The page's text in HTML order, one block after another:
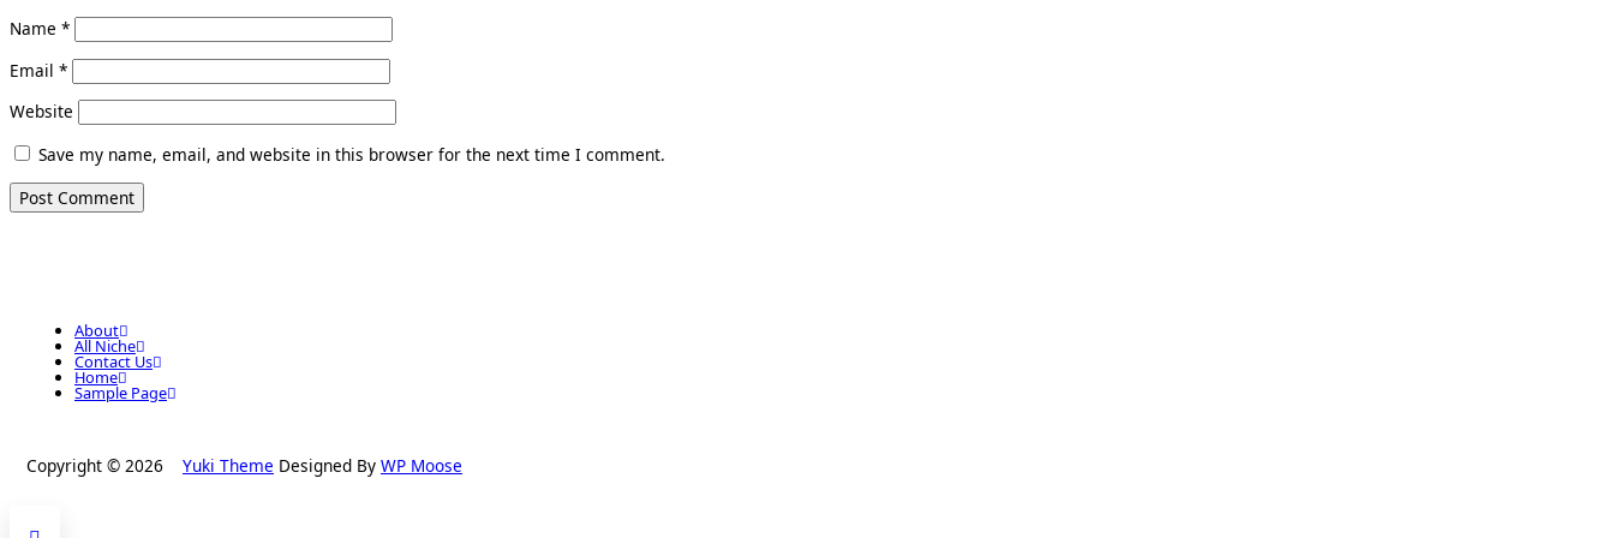
Name *
Email *
Website
Save my name, email, and website in this browser for the next time I comment.
About
All Niche
Contact Us
Home
Sample Page
Copyright © 2026 Yuki Theme Designed By WP Moose